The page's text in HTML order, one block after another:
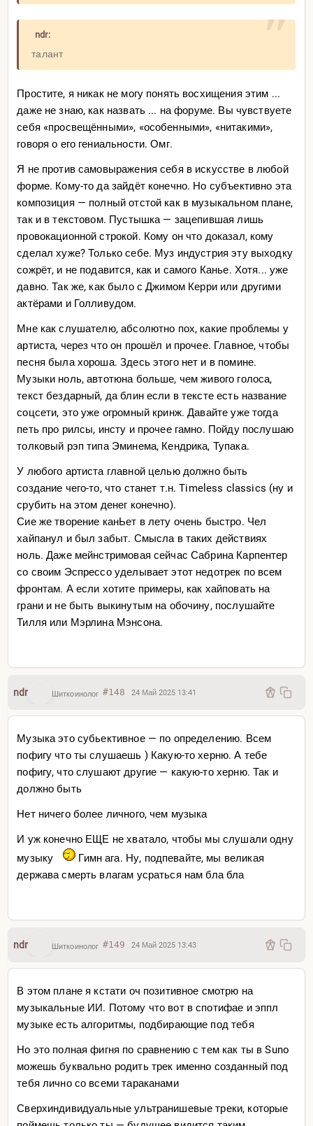
https://www.forbes.com/site
s/maryroeloffs/2025/02/11/shopify-shuts-down-
kanye-wests -yeezy-site-after-days-of-selling-only-one-
thing-a-swastika-t-shirt/
Когда-то ты для примера гугл тренды использовал,
тоже решил
ndr:
талант
Простите, я никак не могу понять восхищения этим ...
даже не знаю, как назвать ... на форуме. Вы чувствуете
себя «просвещёнными», «особенными», «нитакими»,
говоря о его гениальности. Омг.
Я не против самовыражения себя в искусстве в любой
форме. Кому-то да зайдёт конечно. Но субъективно эта
композиция — полный отстой как в музыкальном плане,
так и в текстовом. Пустышка — зацепившая лишь
провокационной строкой. Кому он что доказал, кому
сделал хуже? Только себе. Муз индустрия эту выходку
сожрёт, и не подавится, как и самого Канье. Хотя... уже
давно. Так же, как было с Джимом Керри или другими
актёрами и Голливудом.
Мне как слушателю, абсолютно пох, какие проблемы у
артиста, через что он прошёл и прочее. Главное, чтобы
песня была хороша. Здесь этого нет и в помине.
Музыки ноль, автотюна больше, чем живого голоса,
текст бездарный, да блин если в тексте есть название
соцсети, это уже огромный кринж. Давайте уже тогда
петь про рилсы, инсту и прочее гамно. Пойду послушаю
толковый рэп типа Эминема, Кендрика, Тупака.
У любого артиста главной целью должно быть
создание чего-то, что станет т.н. Timeless classics (ну и
срубить на этом денег конечно).
Сие же творение канЬет в лету очень быстро. Чел
хайпанул и был забыт. Смысла в таких действиях
ноль. Даже мейнстримовая сейчас Сабрина Карпентер
со своим Эспрессо уделывает этот недотрек по всем
фронтам. А если хотите примеры, как хайповать на
грани и не быть выкинутым на обочину, послушайте
Тилля или Мэрлина Мэнсона.
ndr Шиткоинолог #148 24 Май 2025 13:41
Музыка это субьективное — по определению. Всем
пофигу что ты слушаешь ) Какую-то херню. А тебе
пофигу, что слушают другие — какую-то херню. Так и
должно быть
Нет ничего более личного, чем музыка
И уж конечно ЕЩЕ не хватало, чтобы мы слушали одну
музыку
Гимн ага. Ну, подпевайте, мы великая
держава смерть влагам усраться нам бла бла
ndr Шиткоинолог #149 24 Май 2025 13:43
В этом плане я кстати оч позитивное смотрю на
музыкальные ИИ. Потому что вот в спотифае и эппл
музыке есть алгоритмы, подбирающие под тебя
Но это полная фигня по сравнению с тем как ты в Suno
можешь буквально родить трек именно созданный под
тебя лично со всеми тараканами
Сверхиндивидуальные ультранишевые треки, которые